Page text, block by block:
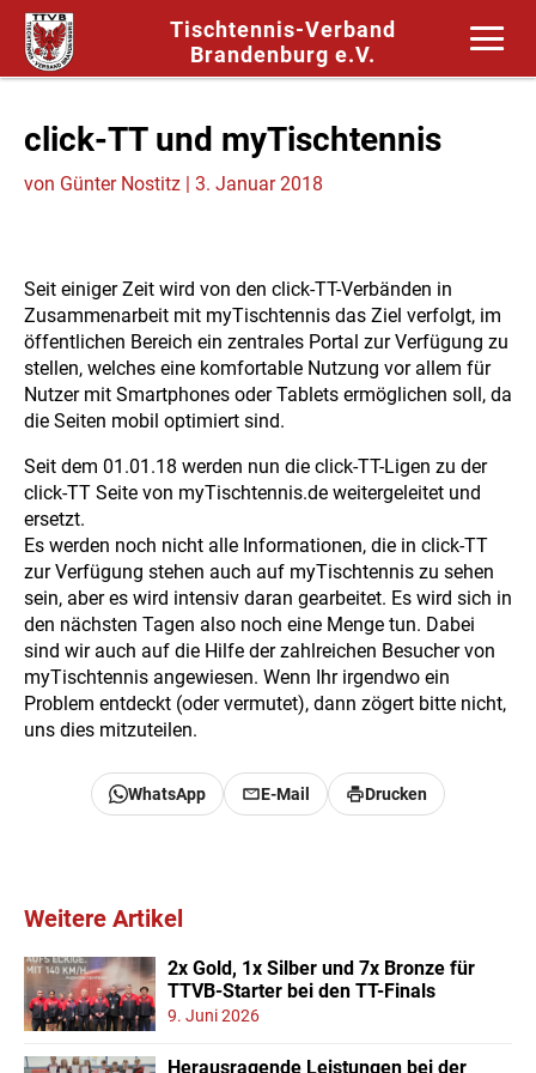
Tischtennis-Verband
Brandenburg e.V.
click-TT und myTischtennis
von Günter Nostitz | 3. Januar 2018
Seit einiger Zeit wird von den click-TT-Verbänden in
Zusammenarbeit mit myTischtennis das Ziel verfolgt, im
öffentlichen Bereich ein zentrales Portal zur Verfügung zu
stellen, welches eine komfortable Nutzung vor allem für
Nutzer mit Smartphones oder Tablets ermöglichen soll, da
die Seiten mobil optimiert sind.
Seit dem 01.01.18 werden nun die click-TT-Ligen zu der
click-TT Seite von myTischtennis.de weitergeleitet und
ersetzt.
Es werden noch nicht alle Informationen, die in click-TT
zur Verfügung stehen auch auf myTischtennis zu sehen
sein, aber es wird intensiv daran gearbeitet. Es wird sich in
den nächsten Tagen also noch eine Menge tun. Dabei
sind wir auch auf die Hilfe der zahlreichen Besucher von
myTischtennis angewiesen. Wenn Ihr irgendwo ein
Problem entdeckt (oder vermutet), dann zögert bitte nicht,
uns dies mitzuteilen.
WhatsApp E-Mail Drucken
Weitere Artikel
2x Gold, 1x Silber und 7x Bronze für
TTVB-Starter bei den TT-Finals
9. Juni 2026
Herausragende Leistungen bei der